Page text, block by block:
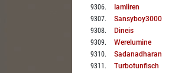
9306. Iamliren
9307. Sansyboy3000
9308. Dineis
9309. Werelumine
9310. Sadanadharan
9311 . Turbotunfisch